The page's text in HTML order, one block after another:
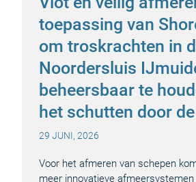
toepassing van
om troskrachten in
Noordersluis
beheersbaar te
het schutten door
29 JUNI, 2026
Voor het afmeren van schepen
meer innovatieve